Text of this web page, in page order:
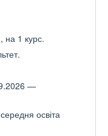
на 1 курс.
—
освіта